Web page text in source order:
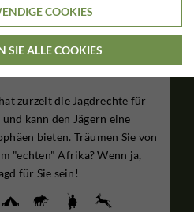
Safaris in
zurzeit die Jagdrechte für
kann den Jägern eine
bieten. Träumen Sie von
"echten" Afrika? Wenn ja,
für Sie sein!
COOKIES
SIE ALLE COOKIES